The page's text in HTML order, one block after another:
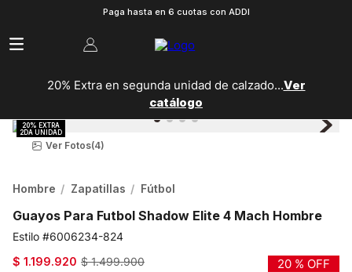
Paga hasta en 6 cuotas con ADDI
20% Extra en segunda unidad de calzado...Ver
catálogo
Ver Fotos(4)
Hombre Zapatillas Fútbol
Guayos Para Futbol Shadow Elite 4 Mach Hombre
6006234-824
$ 1.199.920 $ 1.499.900 20 % OFF